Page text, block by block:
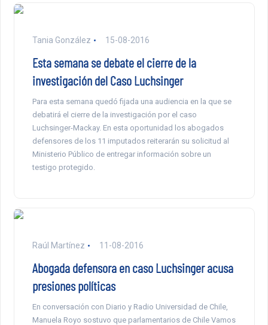
Tania González 15-08-2016
Esta semana se debate el cierre de la
investigación del Caso Luchsinger
Para esta semana quedó fijada una audiencia en la que se
debatirá el cierre de la investigación por el caso
Luchsinger-Mackay. En esta oportunidad los abogados
defensores de los 11 imputados reiterarán su solicitud al
Ministerio Público de entregar información sobre un
testigo protegido.
Raúl Martínez 11-08-2016
Abogada defensora en caso Luchsinger acusa
presiones políticas
En conversación con Diario y Radio Universidad de Chile,
Manuela Royo sostuvo que parlamentarios de Chile Vamos